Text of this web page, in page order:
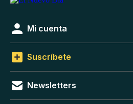
Mi cuenta
Suscríbete
Newsletters